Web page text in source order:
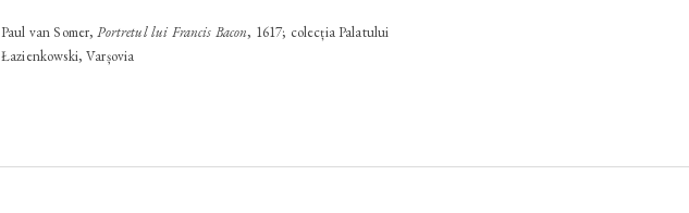
Paul van Somer,Portretul lui Francis Bacon, 1617; colecția Palatului
Łazienkowski, Varșovia